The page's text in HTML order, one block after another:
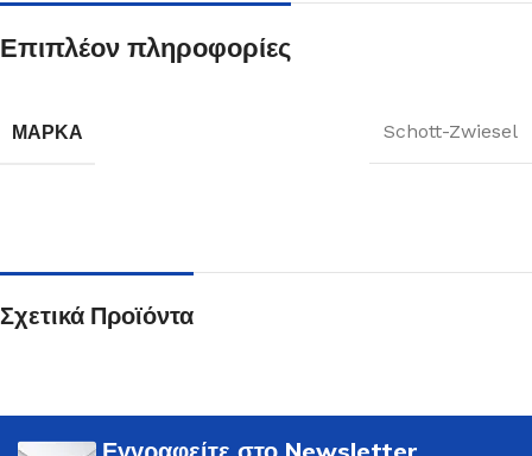
Επιπλέον πληροφορίες
ΜΆΡΚΑ Schott-Zwiesel
Σχετικά Προϊόντα